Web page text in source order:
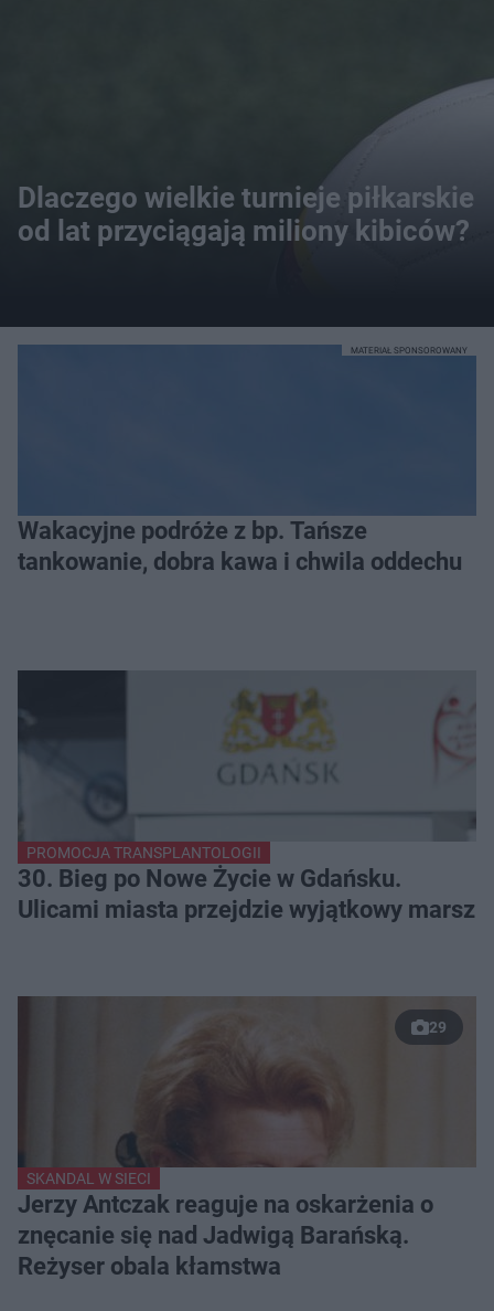
Dlaczego wielkie turnieje piłkarskie
od lat przyciągają miliony kibiców?
Wakacyjne podróże z bp. Tańsze
tankowanie, dobra kawa i chwila oddechu
MATERIAŁ SPONSOROWANY
PROMOCJA TRANSPLANTOLOGII
30. Bieg po Nowe Życie w Gdańsku.
Ulicami miasta przejdzie wyjątkowy marsz
29
SKANDAL W SIECI
Jerzy Antczak reaguje na oskarżenia o
znęcanie się nad Jadwigą Barańską.
Reżyser obala kłamstwa